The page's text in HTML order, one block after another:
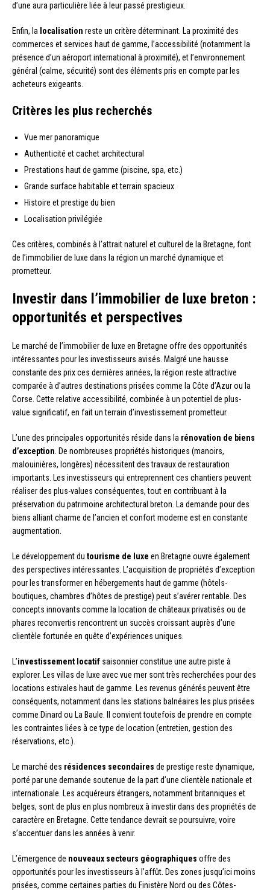
d’une aura particulière liée à leur passé prestigieux.
Enfin, la localisation reste un critère déterminant. La proximité des
commerces et services haut de gamme, l’accessibilité (notamment la
présence d’un aéroport international à proximité), et l’environnement
général (calme, sécurité) sont des éléments pris en compte par les
acheteurs exigeants.
Critères les plus recherchés
Vue mer panoramique
Authenticité et cachet architectural
Prestations haut de gamme (piscine, spa, etc.)
Grande surface habitable et terrain spacieux
Histoire et prestige du bien
Localisation privilégiée
Ces critères, combinés à l’attrait naturel et culturel de la Bretagne, font
de l’immobilier de luxe dans la région un marché dynamique et
prometteur.
Investir dans l’immobilier de luxe breton :
opportunités et perspectives
Le marché de l’immobilier de luxe en Bretagne offre des opportunités
intéressantes pour les investisseurs avisés. Malgré une hausse
constante des prix ces dernières années, la région reste attractive
comparée à d’autres destinations prisées comme la Côte d’Azur ou la
Corse. Cette relative accessibilité, combinée à un potentiel de plus-
value significatif, en fait un terrain d’investissement prometteur.
L’une des principales opportunités réside dans la rénovation de biens
d’exception . De nombreuses propriétés historiques (manoirs,
malouinières, longères) nécessitent des travaux de restauration
importants. Les investisseurs qui entreprennent ces chantiers peuvent
réaliser des plus-values conséquentes, tout en contribuant à la
préservation du patrimoine architectural breton. La demande pour des
biens alliant charme de l’ancien et confort moderne est en constante
augmentation.
Le développement du tourisme de luxe en Bretagne ouvre également
des perspectives intéressantes. L’acquisition de propriétés d’exception
pour les transformer en hébergements haut de gamme (hôtels-
boutiques, chambres d’hôtes de prestige) peut s’avérer rentable. Des
concepts innovants comme la location de châteaux privatisés ou de
phares reconvertis rencontrent un succès croissant auprès d’une
clientèle fortunée en quête d’expériences uniques.
L’investissement locatif saisonnier constitue une autre piste à
explorer. Les villas de luxe avec vue mer sont très recherchées pour des
locations estivales haut de gamme. Les revenus générés peuvent être
conséquents, notamment dans les stations balnéaires les plus prisées
comme Dinard ou La Baule. Il convient toutefois de prendre en compte
les contraintes liées à ce type de location (entretien, gestion des
réservations, etc.).
Le marché des résidences secondaires de prestige reste dynamique,
porté par une demande soutenue de la part d’une clientèle nationale et
internationale. Les acquéreurs étrangers, notamment britanniques et
belges, sont de plus en plus nombreux à investir dans des propriétés de
caractère en Bretagne. Cette tendance devrait se poursuivre, voire
s’accentuer dans les années à venir.
L’émergence de nouveaux secteurs géographiques offre des
opportunités pour les investisseurs à l’affût. Des zones jusqu’ici moins
prisées, comme certaines parties du Finistère Nord ou des Côtes-